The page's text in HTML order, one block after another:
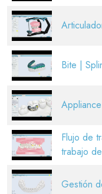
Bite |
Flujo de
trabajo
Gestión